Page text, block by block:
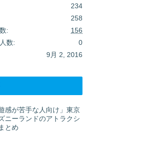
234
258
156
:
0
数:
9月 2, 2016
感が苦手な人向け」東京
ニーランドのアトラクシ
とめ